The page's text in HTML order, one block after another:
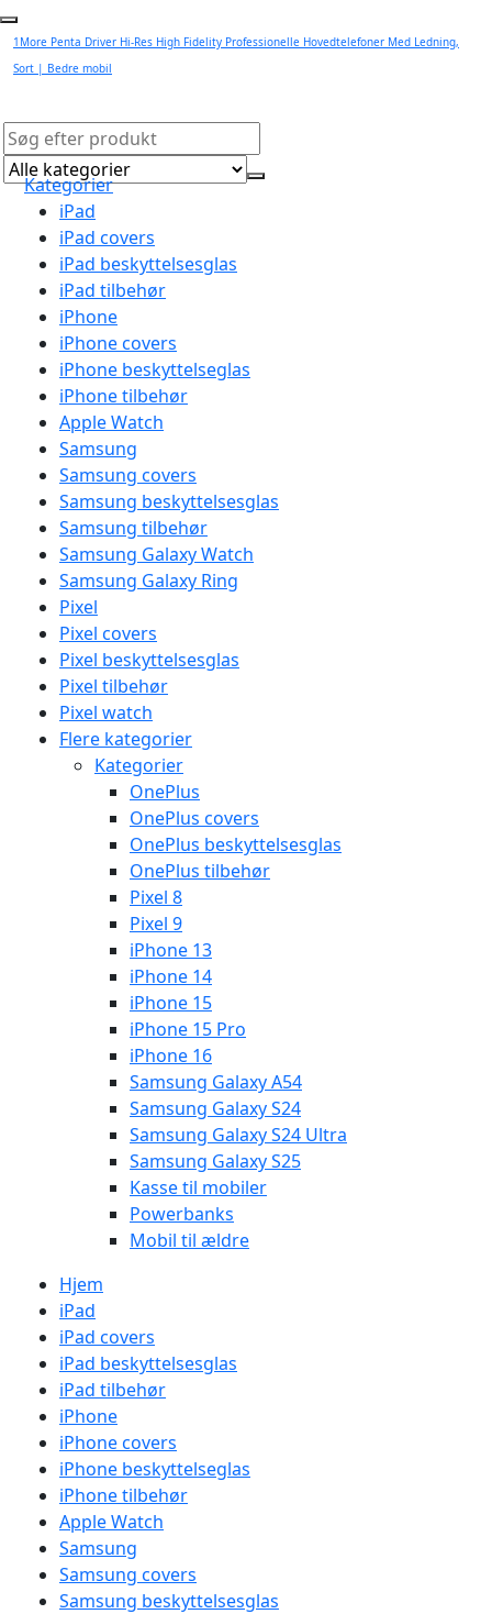
1More Penta Driver Hi-Res High Fidelity Professionelle Hovedtelefoner Med Ledning,
Sort | Bedre mobil
Kategorier
iPad
iPad covers
iPad beskyttelsesglas
iPad tilbehør
iPhone
iPhone covers
iPhone beskyttelseglas
iPhone tilbehør
Apple Watch
Samsung
Samsung covers
Samsung beskyttelsesglas
Samsung tilbehør
Samsung Galaxy Watch
Samsung Galaxy Ring
Pixel
Pixel covers
Pixel beskyttelsesglas
Pixel tilbehør
Pixel watch
Flere kategorier
Kategorier
OnePlus
OnePlus covers
OnePlus beskyttelsesglas
OnePlus tilbehør
Pixel 8
Pixel 9
iPhone 13
iPhone 14
iPhone 15
iPhone 15 Pro
iPhone 16
Samsung Galaxy A54
Samsung Galaxy S24
Samsung Galaxy S24 Ultra
Samsung Galaxy S25
Kasse til mobiler
Powerbanks
Mobil til ældre
Hjem
iPad
iPad covers
iPad beskyttelsesglas
iPad tilbehør
iPhone
iPhone covers
iPhone beskyttelseglas
iPhone tilbehør
Apple Watch
Samsung
Samsung covers
Samsung beskyttelsesglas